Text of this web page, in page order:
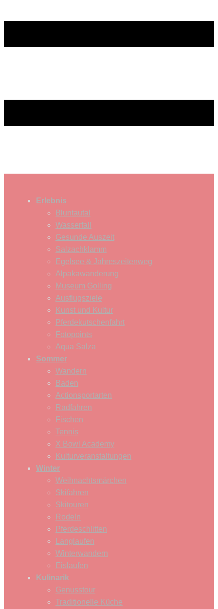
Erlebnis
Bluntautal
Wasserfall
Gesunde Auszeit
Salzachklamm
Egelsee & Jahreszeitenweg
Alpakawanderung
Museum Golling
Ausflugsziele
Kunst und Kultur
Pferdekutschenfahrt
Fotopoints
Aqua Salza
Sommer
Wandern
Baden
Actionsportarten
Radfahren
Fischen
Tennis
X Bowl Academy
Kulturveranstaltungen
Winter
Weihnachtsmärchen
Skifahren
Skitouren
Rodeln
Pferdeschlitten
Langlaufen
Winterwandern
Eislaufen
Kulinarik
Genusstour
Traditionelle Küche